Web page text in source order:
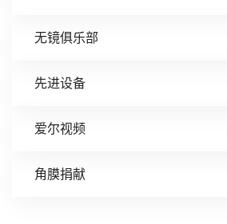
无镜俱乐部
先进设备
爱尔视频
角膜捐献